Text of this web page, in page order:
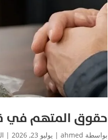
حقوق المتهم في
بواسطة ahmed
| يوليو 23, 2026 |